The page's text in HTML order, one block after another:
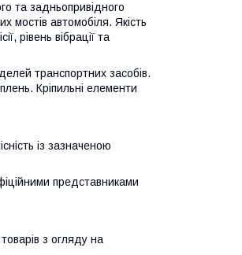
та задньопривідного
мостів автомобіля. Якість
рівень вібрації та
транспортних засобів.
Кріпильні елементи
із зазначеною
представниками
з огляду на